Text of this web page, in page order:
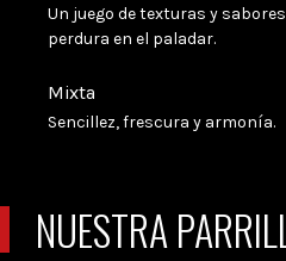
Un juego de texturas y
perdura en el paladar.
Mixta
Sencillez, frescura y armonía.
NUESTRA